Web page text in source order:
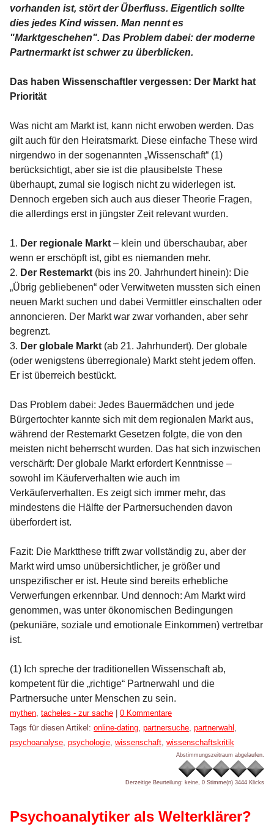
vorhanden ist, stört der Überfluss. Eigentlich sollte
dies jedes Kind wissen. Man nennt es
"Marktgeschehen". Das Problem dabei: der moderne
Partnermarkt ist schwer zu überblicken.
Das haben Wissenschaftler vergessen: Der Markt hat
Priorität
Was nicht am Markt ist, kann nicht erwoben werden. Das
gilt auch für den Heiratsmarkt. Diese einfache These wird
nirgendwo in der sogenannten „Wissenschaft“ (1)
berücksichtigt, aber sie ist die plausibelste These
überhaupt, zumal sie logisch nicht zu widerlegen ist.
Dennoch ergeben sich auch aus dieser Theorie Fragen,
die allerdings erst in jüngster Zeit relevant wurden.
1. Der regionale Markt – klein und überschaubar, aber
wenn er erschöpft ist, gibt es niemanden mehr.
2. Der Restemarkt (bis ins 20. Jahrhundert hinein): Die
„Übrig gebliebenen“ oder Verwitweten mussten sich einen
neuen Markt suchen und dabei Vermittler einschalten oder
annoncieren. Der Markt war zwar vorhanden, aber sehr
begrenzt.
3. Der globale Markt (ab 21. Jahrhundert). Der globale
(oder wenigstens überregionale) Markt steht jedem offen.
Er ist überreich bestückt.
Das Problem dabei: Jedes Bauermädchen und jede
Bürgertochter kannte sich mit dem regionalen Markt aus,
während der Restemarkt Gesetzen folgte, die von den
meisten nicht beherrscht wurden. Das hat sich inzwischen
verschärft: Der globale Markt erfordert Kenntnisse –
sowohl im Käuferverhalten wie auch im
Verkäuferverhalten. Es zeigt sich immer mehr, das
mindestens die Hälfte der Partnersuchenden davon
überfordert ist.
Fazit: Die Marktthese trifft zwar vollständig zu, aber der
Markt wird umso unübersichtlicher, je größer und
unspezifischer er ist. Heute sind bereits erhebliche
Verwerfungen erkennbar. Und dennoch: Am Markt wird
genommen, was unter ökonomischen Bedingungen
(pekuniäre, soziale und emotionale Einkommen) vertretbar
ist.
(1) Ich spreche der traditionellen Wissenschaft ab,
kompetent für die „richtige“ Partnerwahl und die
Partnersuche unter Menschen zu sein.
Kategorien:
mythen tacheles - zur sache | 0 Kommentare
Tags für diesen Artikel: online-dating partnersuche partnerwahl
psychoanalyse psychologie wissenschaft wissenschaftskritik
Abstimmungszeitraum abgelaufen.
Derzeitige Beurteilung: keine, 0 Stimme(n) 3444 Klicks
Psychoanalytiker als Welterklärer?